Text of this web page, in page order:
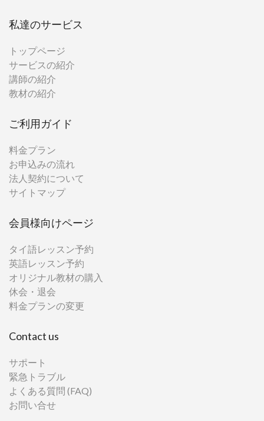
私達のサービス
トップページ
サービスの紹介
講師の紹介
教材の紹介
ご利用ガイド
料金プラン
お申込みの流れ
法人契約について
サイトマップ
会員様向けページ
タイ語レッスン予約
英語レッスン予約
オリジナル教材の購入
休会・退会
料金プランの変更
Contact us
サポート
緊急トラブル
よくある質問 (FAQ)
お問い合せ